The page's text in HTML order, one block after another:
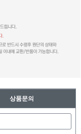
상품문의